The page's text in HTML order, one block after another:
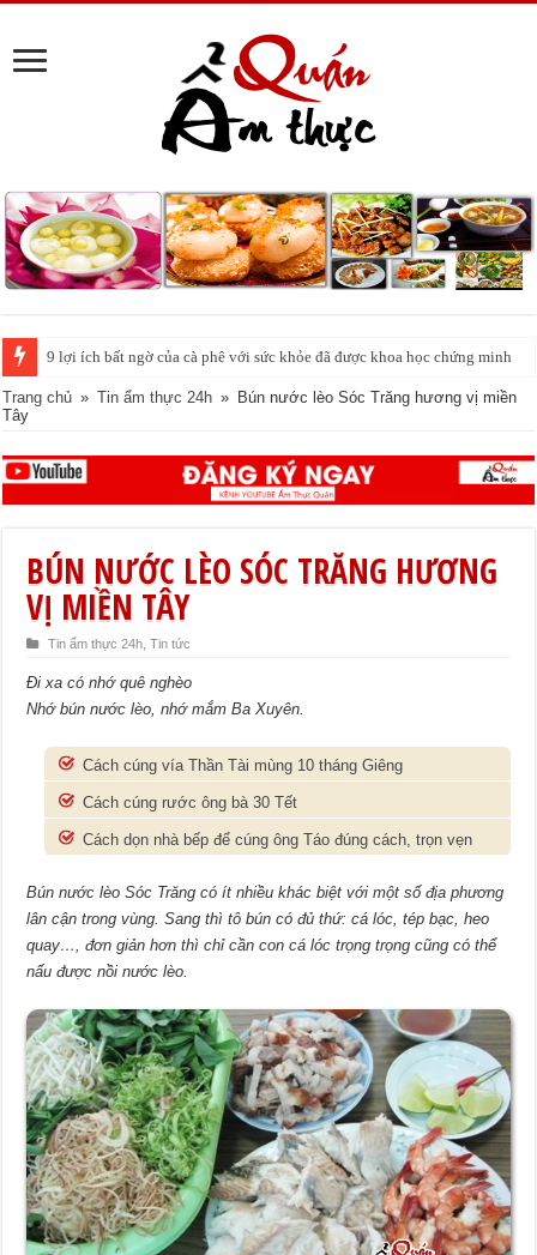
Cách pha nước chanh đá ngon đều nhau 10 ly như 1
Trang chủ » Tin ẩm thực 24h » Bún nước lèo Sóc Trăng hương vị miền
Tây
BÚN NƯỚC LÈO SÓC TRĂNG HƯƠNG
VỊ MIỀN TÂY
Tin ẩm thực 24h ,Tin tức
Đi xa có nhớ quê nghèo
Nhớ bún nước lèo, nhớ mắm Ba Xuyên.
Cách cúng vía Thần Tài mùng 10 tháng Giêng
Cách cúng rước ông bà 30 Tết
Cách dọn nhà bếp để cúng ông Táo đúng cách, trọn vẹn
Bún nước lèo Sóc Trăng có ít nhiều khác biệt với một số địa phương
lân cận trong vùng. Sang thì tô bún có đủ thứ: cá lóc, tép bạc, heo
quay…, đơn giản hơn thì chỉ cần con cá lóc trọng trọng cũng có thể
nấu được nồi nước lèo.